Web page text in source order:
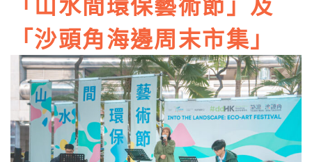
「沙頭角海邊周末市集」